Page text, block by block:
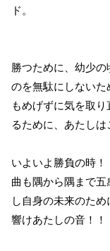
ド。
勝つために、幼少
のを無駄にしない
もめげずに気を取
るために、あたしは
いよいよ勝負の時！
曲も隅から隅まで
し自身の未来のため
響けあたしの音！！